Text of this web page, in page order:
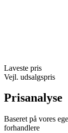
Laveste pris
Vejl. udsalgspris
Prisanalyse
Baseret på vores
forhandlere